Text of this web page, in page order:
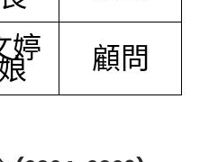
婷 顧問